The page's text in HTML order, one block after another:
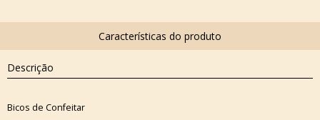
Descrição
Bicos de Confeitar